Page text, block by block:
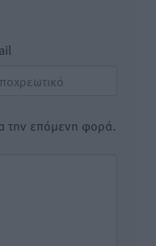
την επόμενη φορά.